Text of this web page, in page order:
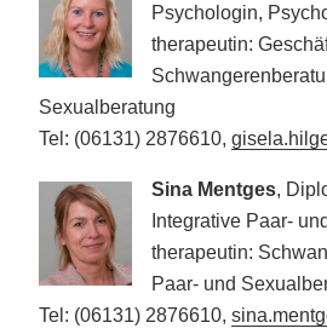
Psychologin,
therapeutin:
Sexualberatung
Tel: (06131) 2876610,
Sina Mentges,
Integrative Paar-
therapeutin:
Paar- und
Tel: (06131) 2876610,